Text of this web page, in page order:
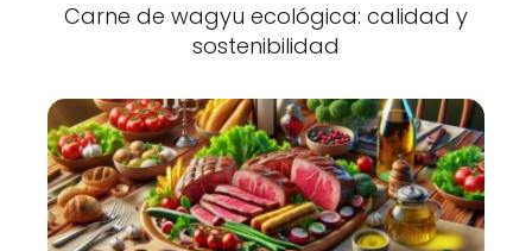
Carne de wagyu ecológica: calidad y
sostenibilidad